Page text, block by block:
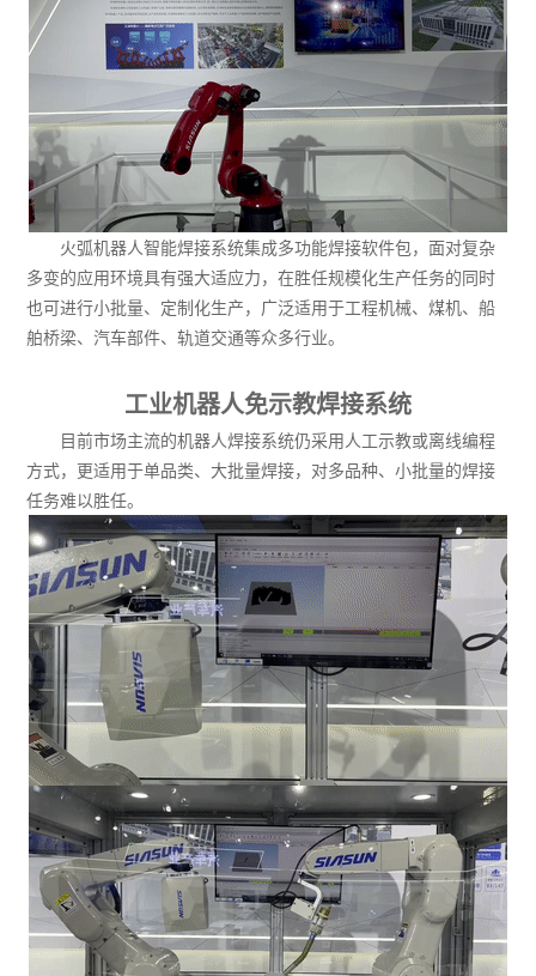
火弧机器人智能焊接系统集成多功能焊接软件包，面对复杂
多变的应用环境具有强大适应力，在胜任规模化生产任务的同时
也可进行小批量、定制化生产，广泛适用于工程机械、煤机、船
舶桥梁、汽车部件、轨道交通等众多行业。
工业机器人免示教焊接系统
目前市场主流的机器人焊接系统仍采用人工示教或离线编程
方式，更适用于单品类、大批量焊接，对多品种、小批量的焊接
任务难以胜任。